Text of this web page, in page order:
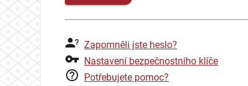
Zapomněli jste heslo?
Nastavení bezpečnostního klíče
Potřebujete pomoc?